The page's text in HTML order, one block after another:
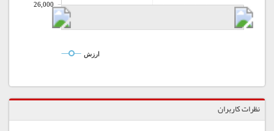
26,000
ارزش
نظرات کاربران